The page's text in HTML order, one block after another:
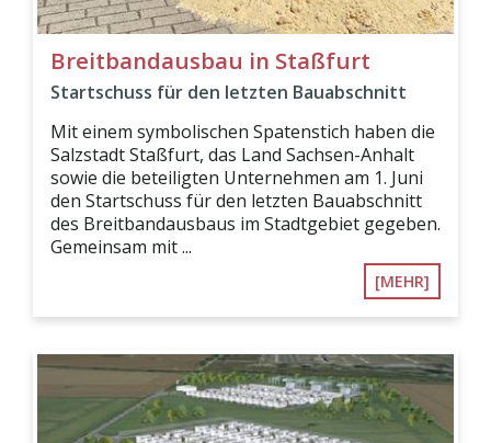
Breitbandausbau in Staßfurt
Startschuss für den letzten Bauabschnitt
Mit einem symbolischen Spatenstich haben die
Salzstadt Staßfurt, das Land Sachsen-Anhalt
sowie die beteiligten Unternehmen am 1. Juni
den Startschuss für den letzten Bauabschnitt
des Breitbandausbaus im Stadtgebiet gegeben.
Gemeinsam mit ...
[MEHR]